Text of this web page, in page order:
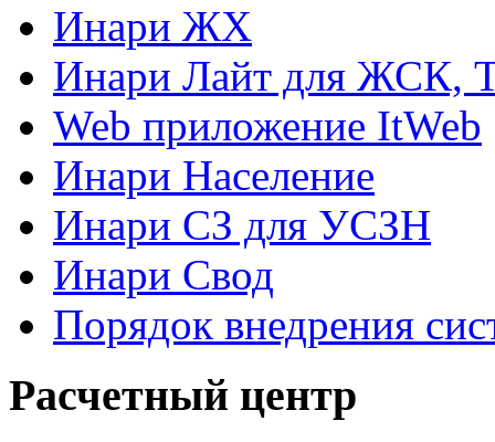
Инари ЖХ
Инари Лайт для
Web приложение ItWeb
Инари Население
Инари СЗ для УСЗН
Инари Свод
Порядок внедрения
Расчетный центр